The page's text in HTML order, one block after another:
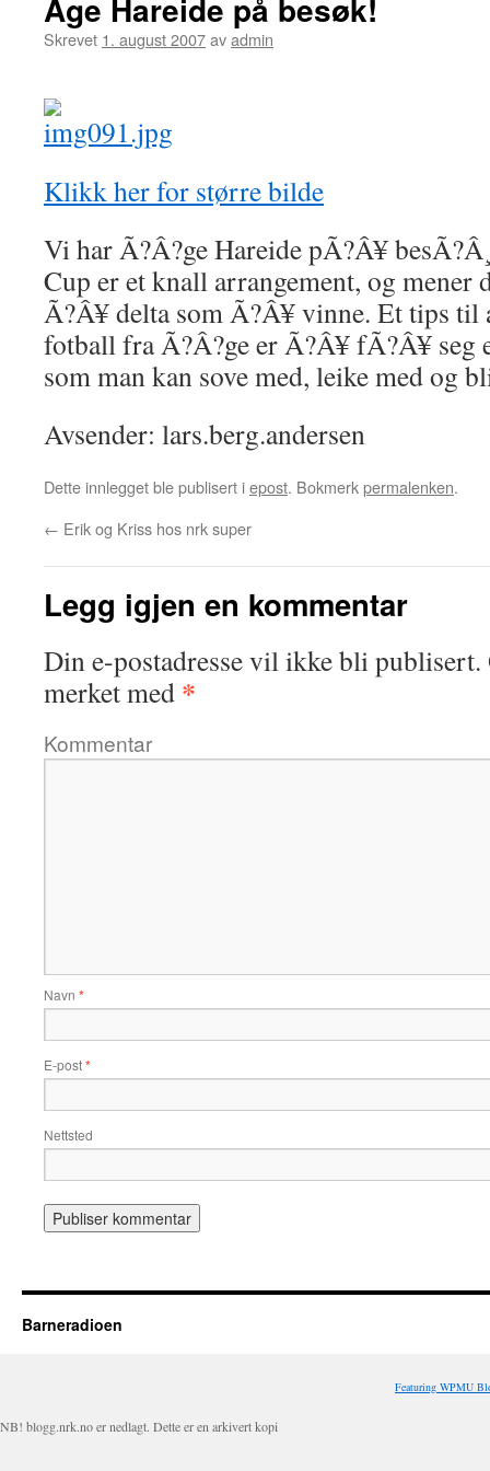
Åge Hareide på besøk!
Skrevet 1. august 2007avadmin
Klikk her for større bilde
Vi har Ã?Â?ge Hareide pÃ?Â¥
Cup er et knall arrangement, og mener
Ã?Â¥ delta som Ã?Â¥ vinne. Et tips
fotball fra Ã?Â?ge er Ã?Â¥ fÃ?Â¥ seg
som man kan sove med, leike med og
Avsender: lars.berg.andersen
Dette innlegget ble publisert iepost. Bokmerkpermalenken.
← Erik og Kriss hos nrk super
Legg igjen en kommentar
Din e-postadresse vil ikke bli publisert.
merket med *
Kommentar
Navn *
E-post*
Nettsted
Barneradioen
Featuring WPMU
NB! blogg.nrk.no er nedlagt. Dette er en arkivert kopi